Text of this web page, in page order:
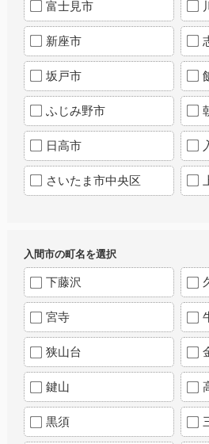
富士見市
新座市
坂戸市
ふじみ野市
日高市
さいたま市中央区
入間市の町名を選択
下藤沢
宮寺
狭山台
鍵山
黒須